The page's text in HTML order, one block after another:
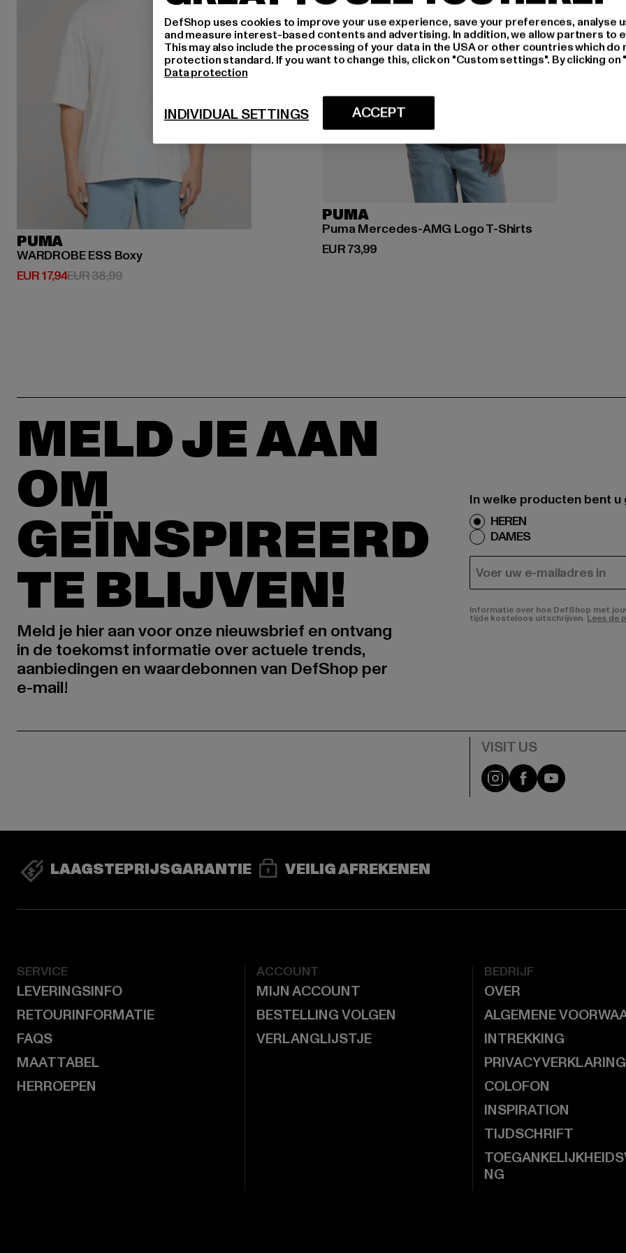
PUMA
WARDROBE ESS Boxy
EUR 17,94
Huidige prijs: EUR 17,94
EUR 38,99Actieprijs: EUR 38,99
PUMA
Puma Mercedes-AMG Logo T-Shirts
EUR 73,99
Huidige prijs: EUR 73,99
MELD JE AAN
OM
GEÏNSPIREERD
TE BLIJVEN!
Meld je hier aan voor onze nieuwsbrief en ontvang
in de toekomst informatie over actuele trends,
aanbiedingen en waardebonnen van DefShop per
e-mail!
In welke producten bent
HEREN
DAMES
E-MAIL
Informatie over hoe DefShop met
tijde kosteloos uitschrijven. Lees de
Visit our Instagram
Visit ourVisit our
LAAGSTEPRIJSGARANTIE VEILIG AFREKENEN
SERVICE
LEVERINGSINFO
RETOURINFORMATIE
FAQS
MAATTABEL
HERROEPEN
ACCOUNT
MIJN ACCOUNT
BESTELLING VOLGEN
VERLANGLIJSTJE
BEDRIJF
OVER
ALGEMENE
INTREKKING
PRIVACYVERKLARING
COLOFON
INSPIRATION
TIJDSCHRIFT
NG
DefShop uses cookies to improve your use experience, save your preferences, analyse
and measure interest-based contents and advertising. In addition, we allow partners to
This may also include the processing of your data in the USA or other countries which do
protection standard. If you want to change this, click on "Custom settings". By clicking
Data protection
ACCEPT
INDIVIDUAL SETTINGS